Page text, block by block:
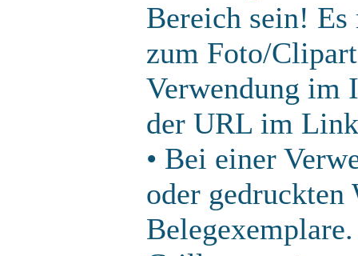
Bereich sein!
zum Foto/
Verwendung im
der URL im
• Bei einer
oder